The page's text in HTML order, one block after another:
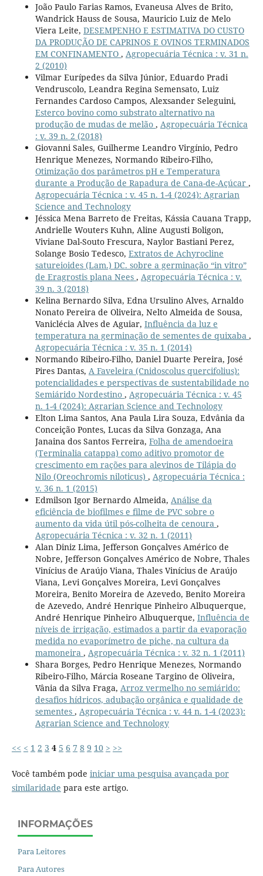
João Paulo Farias Ramos, Evaneusa Alves de Brito,
Wandrick Hauss de Sousa, Mauricio Luiz de Melo
Viera Leite, DESEMPENHO E ESTIMATIVA DO CUSTO
DA PRODUÇÃO DE CAPRINOS E OVINOS TERMINADOS
EM CONFINAMENTO , Agropecuária Técnica : v. 31 n.
2 (2010)
Vilmar Eurípedes da Silva Júnior, Eduardo Pradi
Vendruscolo, Leandra Regina Semensato, Luiz
Fernandes Cardoso Campos, Alexsander Seleguini,
Esterco bovino como substrato alternativo na
produção de mudas de melão , Agropecuária Técnica
: v. 39 n. 2 (2018)
Giovanni Sales, Guilherme Leandro Virgínio, Pedro
Henrique Menezes, Normando Ribeiro-Filho,
Otimização dos parâmetros pH e Temperatura
durante a Produção de Rapadura de Cana-de-Açúcar ,
Agropecuária Técnica : v. 45 n. 1-4 (2024): Agrarian
Science and Technology
Jéssica Mena Barreto de Freitas, Kássia Cauana Trapp,
Andrielle Wouters Kuhn, Aline Augusti Boligon,
Viviane Dal-Souto Frescura, Naylor Bastiani Perez,
Solange Bosio Tedesco, Extratos de Achyrocline
satureioides (Lam.) DC. sobre a germinação “in vitro”
de Eragrostis plana Nees , Agropecuária Técnica : v.
39 n. 3 (2018)
Kelina Bernardo Silva, Edna Ursulino Alves, Arnaldo
Nonato Pereira de Oliveira, Nelto Almeida de Sousa,
Vaniclécia Alves de Aguiar, Influência da luz e
temperatura na germinação de sementes de quixaba ,
Agropecuária Técnica : v. 35 n. 1 (2014)
Normando Ribeiro-Filho, Daniel Duarte Pereira, José
Pires Dantas, A Faveleira (Cnidoscolus quercifolius):
potencialidades e perspectivas de sustentabilidade no
Semiárido Nordestino , Agropecuária Técnica : v. 45
n. 1-4 (2024): Agrarian Science and Technology
Elton Lima Santos, Ana Paula Lira Souza, Edvânia da
Conceição Pontes, Lucas da Silva Gonzaga, Ana
Janaina dos Santos Ferreira, Folha de amendoeira
(Terminalia catappa) como aditivo promotor de
crescimento em rações para alevinos de Tilápia do
Nilo (Oreochromis niloticus) , Agropecuária Técnica :
v. 36 n. 1 (2015)
Edmilson Igor Bernardo Almeida, Análise da
eficiência de biofilmes e filme de PVC sobre o
aumento da vida útil pós-colheita de cenoura ,
Agropecuária Técnica : v. 32 n. 1 (2011)
Alan Diniz Lima, Jefferson Gonçalves Américo de
Nobre, Jefferson Gonçalves Américo de Nobre, Thales
Vinícius de Araújo Viana, Thales Vinícius de Araújo
Viana, Levi Gonçalves Moreira, Levi Gonçalves
Moreira, Benito Moreira de Azevedo, Benito Moreira
de Azevedo, André Henrique Pinheiro Albuquerque,
André Henrique Pinheiro Albuquerque, Influência de
níveis de irrigação, estimados a partir da evaporação
medida no evaporímetro de piche, na cultura da
mamoneira , Agropecuária Técnica : v. 32 n. 1 (2011)
Shara Borges, Pedro Henrique Menezes, Normando
Ribeiro-Filho, Márcia Roseane Targino de Oliveira,
Vânia da Silva Fraga, Arroz vermelho no semiárido:
desafios hídricos, adubação orgânica e qualidade de
sementes , Agropecuária Técnica : v. 44 n. 1-4 (2023):
Agrarian Science and Technology
<< < 1 2 3 4 5 6 7 8 9 10 > >>
Você também pode iniciar uma pesquisa avançada por
similaridade para este artigo.
INFORMAÇÕES
Para Leitores
Para Autores